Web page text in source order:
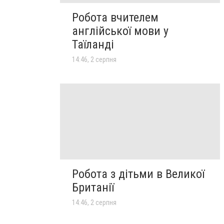
Робота вчителем
англійської мови у
Таїланді
14:46, 2 серпня
Робота з дітьми в Великої
Британії
14:46, 2 серпня